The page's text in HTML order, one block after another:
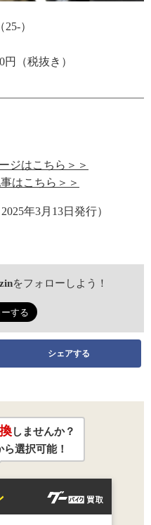
）
円（税抜き）
ジはこちら＞＞
はこちら＞＞
年3月13日発行）
をフォローしよう！
シェアする
しませんか？
選択可能！